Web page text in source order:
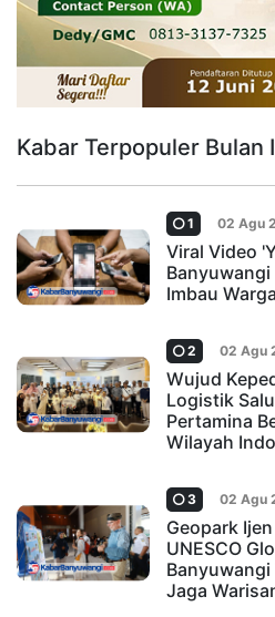
Kabar Terpopuler Bulan
1 02 Agu
Viral Video
Imbau
2 02 Agu
Wujud
Logistik
Pertamina
Wilayah
3 02 Agu
Geopark
UNESCO
Jaga